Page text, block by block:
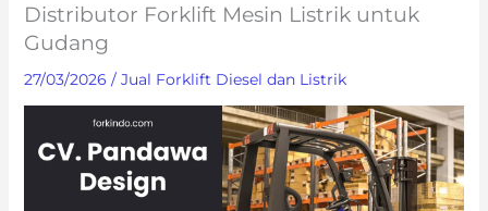
Distributor Forklift Mesin Listrik untuk
Gudang
27/03/2026 / Jual Forklift Diesel dan Listrik